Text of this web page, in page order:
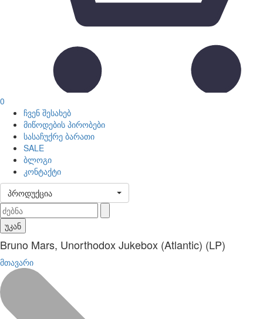
0
ჩვენ შესახებ
მიწოდების პირობები
სასაჩუქრე ბარათი
SALE
ბლოგი
კონტაქტი
პროდუქცია
უკან
Bruno Mars, Unorthodox Jukebox (Atlantic) (LP)
მთავარი